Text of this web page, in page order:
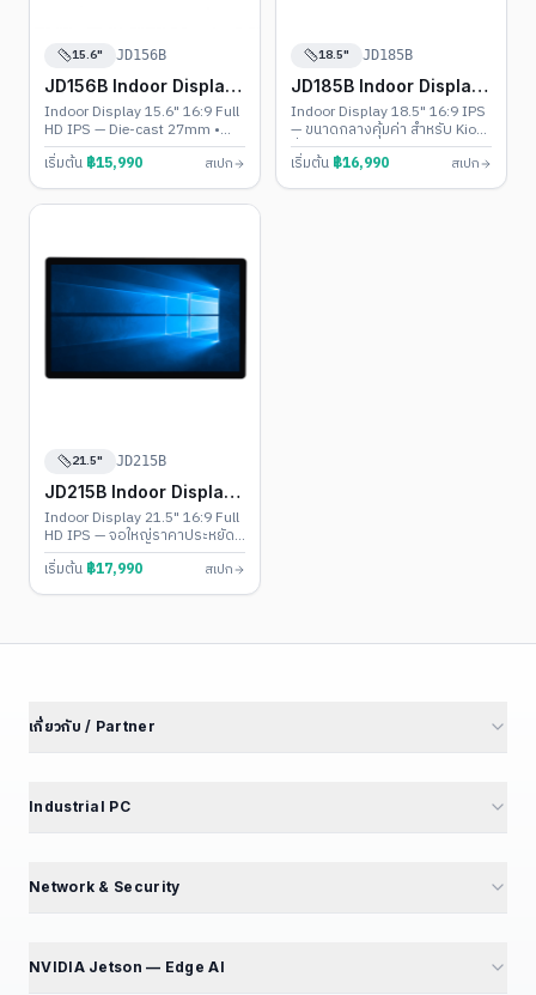
15.6" JD156B
JD156B Indoor Display
Touch PC
Indoor Display 15.6" 16:9 Full
HD IPS — Die-cast 27mm •
Monitor / Android 11-13 /
Windows 10-11 (Intel N100)
เริ่มต้น ฿15,990 สเปก
18.5" JD185B
JD185B Indoor Display
Touch PC
Indoor Display 18.5" 16:9 IPS
— ขนาดกลางคุ้มค่า สำหรับ Kiosk
ทั่วไป • Monitor / Android 11-13
/ Windows 10-11
เริ่มต้น ฿16,990 สเปก
21.5" JD215B
JD215B Indoor Display
Touch PC
Indoor Display 21.5" 16:9 Full
HD IPS — จอใหญ่ราคาประหยัด •
Monitor / Android 11-13 /
Windows 10-11
เริ่มต้น ฿17,990 สเปก
เกี่ยวกับ / Partner
นักลงทุนสัมพันธ์
ร่วมงานกับเรา — เปิดรับ 5 ตำแหน่ง
Industrial PC
Mini PC — Office & SME
Network & Security
GT194L — 2.5G Best Seller
NVIDIA Jetson — Edge AI